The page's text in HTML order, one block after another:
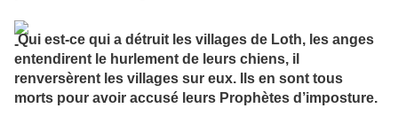
Qui est-ce qui a détruit les villages de Loth, les anges
entendirent le hurlement de leurs chiens, il
renversèrent les villages sur eux. Ils en sont tous
morts pour avoir accusé leurs Prophètes d’imposture.